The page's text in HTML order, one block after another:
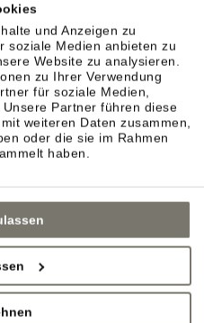
und Anzeigen zu
soziale Medien anbieten zu
Website zu analysieren.
zu Ihrer Verwendung
für soziale Medien,
Partner führen diese
weiteren Daten zusammen,
oder die sie im Rahmen
haben.
EPPAN –
GESPRÄCHE